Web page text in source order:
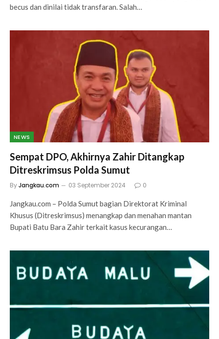
becus dan dinilai tidak transfaran. Salah…
NEWS
Sempat DPO, Akhirnya Zahir Ditangkap
Ditreskrimsus Polda Sumut
ByJangkau.com 03 September 2024 0
Jangkau.com – Polda Sumut bagian Direktorat Kriminal
Khusus (Ditreskrimsus) menangkap dan menahan mantan
Bupati Batu Bara Zahir terkait kasus kecurangan…